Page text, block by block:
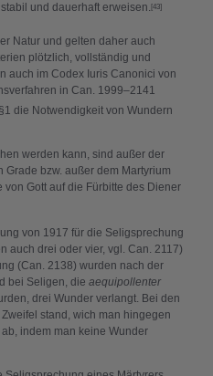
und dauerhaft erweisen.[43]
Natur und gelten daher auch
plötzlich, vollständig und
auch im Codex Iuris Canonici von
in Can. 1999–2141
die Notwendigkeit von Wundern
werden kann, sind außer der
bzw. außer dem Martyrium
Gott auf die Fürbitte des Diener
von 1917 für die Seligsprechung
auch drei oder vier, vgl. Can. 2117)
(Can. 2138) wurden nach der
bei Seligen, die aequipollenter
drei Wunder verlangt. Bei den
stand, wich man hingegen
indem man keine Wunder